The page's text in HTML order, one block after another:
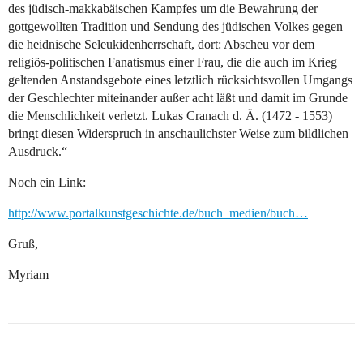
des jüdisch-makkabäischen Kampfes um die Bewahrung der
gottgewollten Tradition und Sendung des jüdischen Volkes gegen
die heidnische Seleukidenherrschaft, dort: Abscheu vor dem
religiös-politischen Fanatismus einer Frau, die die auch im Krieg
geltenden Anstandsgebote eines letztlich rücksichtsvollen Umgangs
der Geschlechter miteinander außer acht läßt und damit im Grunde
die Menschlichkeit verletzt. Lukas Cranach d. Ä. (1472 - 1553)
bringt diesen Widerspruch in anschaulichster Weise zum bildlichen
Ausdruck.“
Noch ein Link:
http://www.portalkunstgeschichte.de/buch_medien/buch…
Gruß,
Myriam